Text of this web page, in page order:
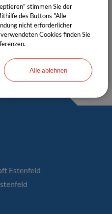
Estenfeld
stimmen Sie der
des Buttons "Alle
nicht erforderlicher
Cookies finden Sie
Alle ablehnen